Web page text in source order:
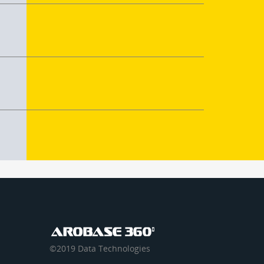
©2019 Data Technologies